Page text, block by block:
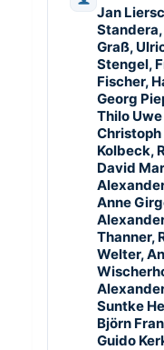
Jan
Graß,
Stengel,
Fischer,
Georg
Thilo
Kolbeck,
David
Anne
Thanner,
Welter,
Suntke
Björn
Guido